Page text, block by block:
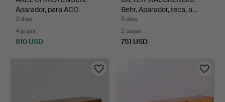
Aparador, para ACO
Møble…
2 días
4 pujas
810 USD
Behr. Aparador, teca, a…
5 días
2 pujas
751 USD